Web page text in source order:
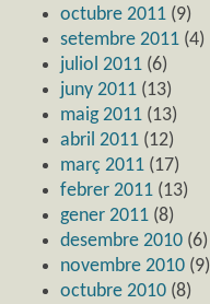
octubre 2011 (9)
setembre 2011 (4)
juliol 2011 (6)
juny 2011 (13)
maig 2011 (13)
abril 2011 (12)
març 2011 (17)
febrer 2011 (13)
gener 2011 (8)
desembre 2010 (6)
novembre 2010 (9)
octubre 2010 (8)